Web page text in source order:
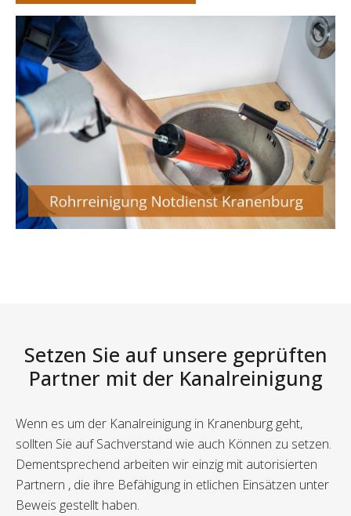
Setzen Sie auf unsere geprüften
Partner mit der Kanalreinigung
Wenn es um der Kanalreinigung in Kranenburg geht,
sollten Sie auf Sachverstand wie auch Können zu setzen.
Dementsprechend arbeiten wir einzig mit autorisierten
Partnern , die ihre Befähigung in etlichen Einsätzen unter
Beweis gestellt haben.